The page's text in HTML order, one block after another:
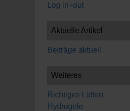
Log in+out
Aktuelle Artikel
Beiträge aktuell
Weiteres
Richtiges Lüften
Hydrogele